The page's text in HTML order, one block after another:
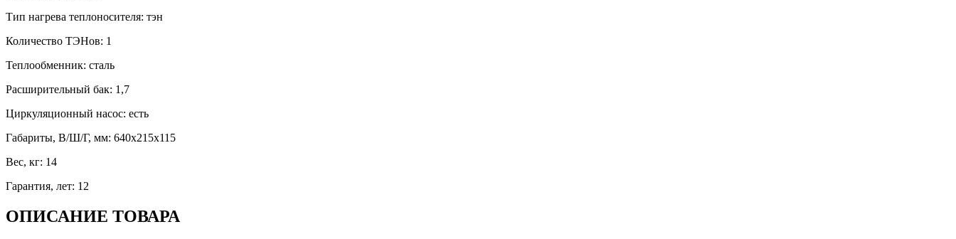
Тип нагрева теплоносителя: тэн
Количество ТЭНов: 1
Теплообменник: сталь
Расширительный бак: 1,7
Циркуляционный насос: есть
Габариты, В/Ш/Г, мм: 640х215х115
Вес, кг: 14
Гарантия, лет: 12
ОПИСАНИЕ ТОВАРА